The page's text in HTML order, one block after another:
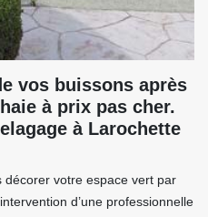
vos buissons après
à prix pas cher.
à Larochette
décorer votre espace vert par
d’une professionnelle